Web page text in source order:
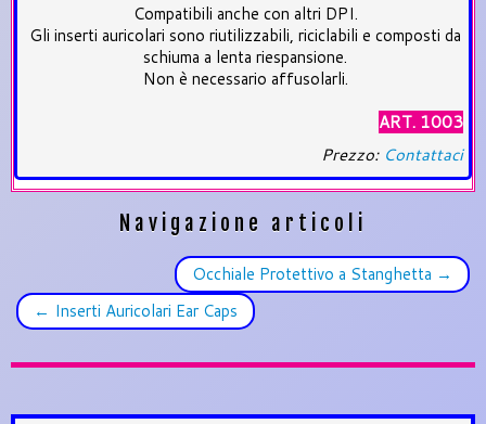
Compatibili anche con altri DPI.
Gli inserti auricolari sono riutilizzabili, riciclabili e composti da
schiuma a lenta riespansione.
Non è necessario affusolarli.
ART. 1003
Prezzo: Contattaci
Navigazione articoli
Occhiale Protettivo a Stanghetta →
← Inserti Auricolari Ear Caps